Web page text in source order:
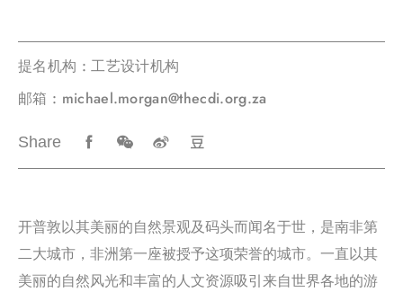
提名机构 : 工艺设计机构
邮箱 : michael.morgan@thecdi.org.za
Share
开普敦以其美丽的自然景观及码头而闻名于世，是南非第
二大城市，非洲第一座被授予这项荣誉的城市。一直以其
美丽的自然风光和丰富的人文资源吸引来自世界各地的游